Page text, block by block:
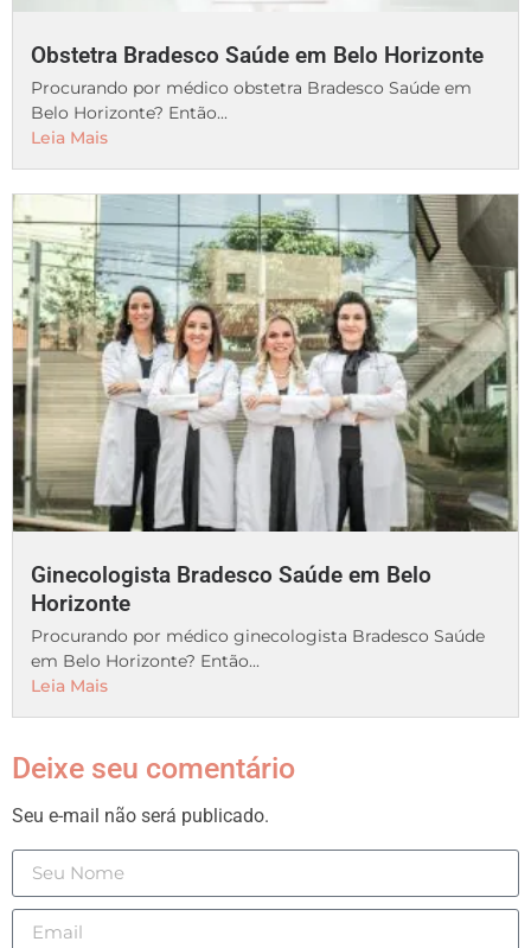
Obstetra Bradesco Saúde em Belo Horizonte
Procurando por médico obstetra Bradesco Saúde em
Belo Horizonte? Então...
Leia Mais
Ginecologista Bradesco Saúde em Belo
Horizonte
Procurando por médico ginecologista Bradesco Saúde
em Belo Horizonte? Então...
Leia Mais
Deixe seu comentário
Seu e-mail não será publicado.